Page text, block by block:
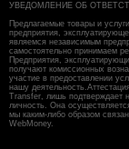
УВЕДОМЛЕНИЕ ОБ
Предлагаемые товары и
предприятия,
являемся независимым
самостоятельно принимаем
Предприятия,
получают комиссионных
участие в предоставлении
нашу
Transfer, лишь подтверждает
личность. Она
мы каким-либо образом
WebMoney.